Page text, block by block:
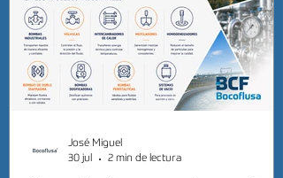
José Miguel
30 jul
2 min de lectura